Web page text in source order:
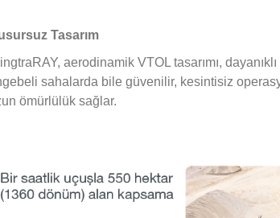
Tasarım
aerodinamik VTOL tasarımı,
sahalarda bile güvenilir, kesintisiz
ömürlülük sağlar.